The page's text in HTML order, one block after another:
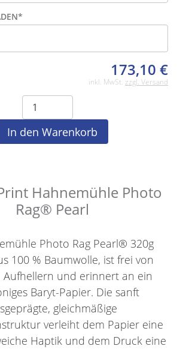
*
173,10 €
inkl. MwSt. zzgl. Versand
Hahnemühle Photo
Rag® Pearl
Photo Rag Pearl® 320g
100 % Baumwolle, ist frei von
Aufhellern und erinnert an ein
Baryt-Papier. Die sanft
gleichmäßige
verleiht dem Papier eine
Haptik und dem Druck eine